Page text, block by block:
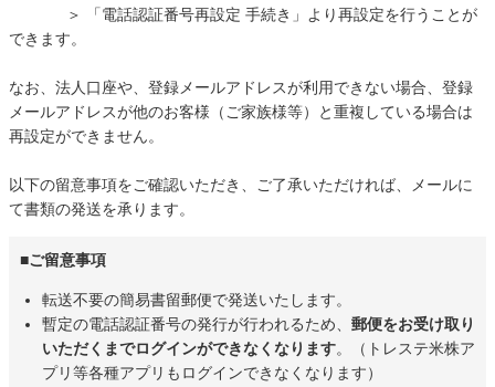
＞ 「電話認証番号再設定 手続き」より再設定を行うことが
できます。
なお、法人口座や、登録メールアドレスが利用できない場合、登録
メールアドレスが他のお客様（ご家族様等）と重複している場合は
再設定ができません。
以下の留意事項をご確認いただき、ご了承いただければ、メールに
て書類の発送を承ります。
■ご留意事項
転送不要の簡易書留郵便で発送いたします。
暫定の電話認証番号の発行が行われるため、 郵便をお受け取り
いただくまでログインができなくなります。（トレステ米株ア
プリ等各種アプリもログインできなくなります）